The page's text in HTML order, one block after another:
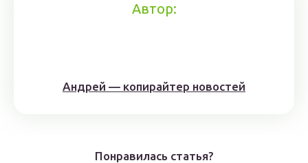
Автор:
Андрей — копирайтер новостей
Понравилась статья?